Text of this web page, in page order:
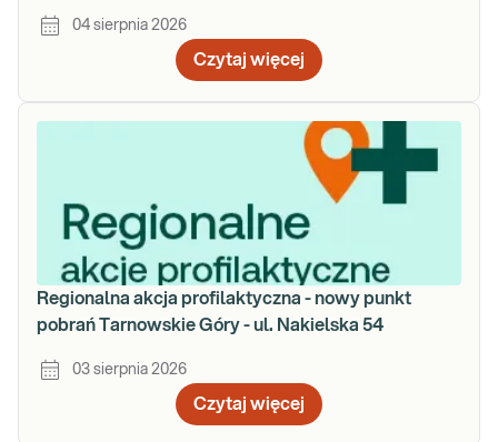
04 sierpnia 2026
Czytaj więcej
Regionalna akcja profilaktyczna - nowy punkt
pobrań Tarnowskie Góry - ul. Nakielska 54
03 sierpnia 2026
Czytaj więcej